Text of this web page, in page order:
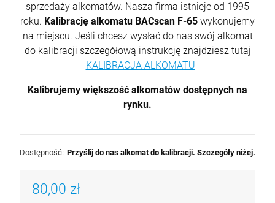
sprzedaży alkomatów. Nasza firma istnieje od 1995
roku. Kalibrację alkomatu BACscan F-65 wykonujemy
na miejscu. Jeśli chcesz wysłać do nas swój alkomat
do kalibracji szczegółową instrukcję znajdziesz tutaj
- KALIBRACJA ALKOMATU
Kalibrujemy większość alkomatów dostępnych na
rynku.
Dostępność: Przyślij do nas alkomat do kalibracji. Szczegóły niżej.
80,00 zł